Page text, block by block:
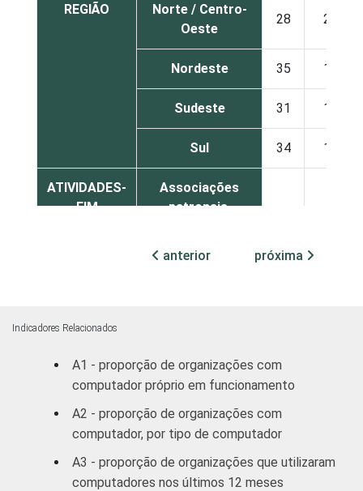
REGIÃO
Norte / Centro-
Oeste
28 2
Nordeste 35 1
Sudeste 31 1
Sul 34 1
ATIVIDADES-
FIM
Associações
patronais,
e defesa de
direitos
34
Religião 31
Outros 36 1
anterior próxima
Indicadores Relacionados
A1 - proporção de organizações com
computador próprio em funcionamento
A2 - proporção de organizações com
computador, por tipo de computador
A3 - proporção de organizações que utilizaram
computadores nos últimos 12 meses